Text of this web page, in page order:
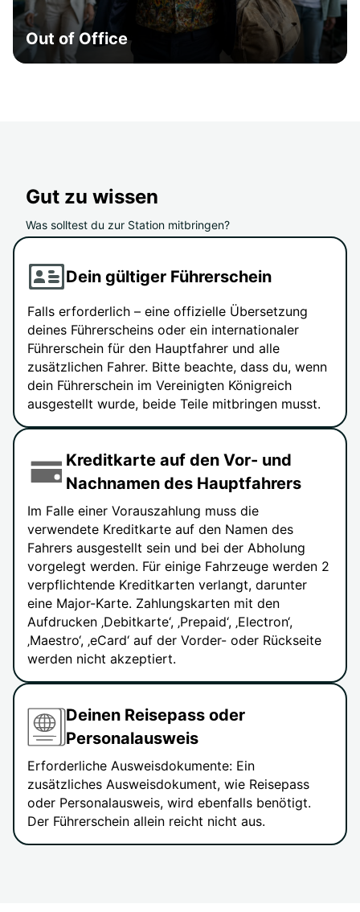
Out of Office
Gut zu wissen
Was solltest du zur Station mitbringen?
Dein gültiger Führerschein
Falls erforderlich – eine offizielle Übersetzung
deines Führerscheins oder ein internationaler
Führerschein für den Hauptfahrer und alle
zusätzlichen Fahrer. Bitte beachte, dass du, wenn
dein Führerschein im Vereinigten Königreich
ausgestellt wurde, beide Teile mitbringen musst.
Kreditkarte auf den Vor- und
Nachnamen des Hauptfahrers
Im Falle einer Vorauszahlung muss die
verwendete Kreditkarte auf den Namen des
Fahrers ausgestellt sein und bei der Abholung
vorgelegt werden. Für einige Fahrzeuge werden 2
verpflichtende Kreditkarten verlangt, darunter
eine Major-Karte. Zahlungskarten mit den
Aufdrucken ‚Debitkarte‘, ‚Prepaid‘, ‚Electron‘,
‚Maestro‘, ‚eCard‘ auf der Vorder- oder Rückseite
werden nicht akzeptiert.
Deinen Reisepass oder
Personalausweis
Erforderliche Ausweisdokumente: Ein
zusätzliches Ausweisdokument, wie Reisepass
oder Personalausweis, wird ebenfalls benötigt.
Der Führerschein allein reicht nicht aus.